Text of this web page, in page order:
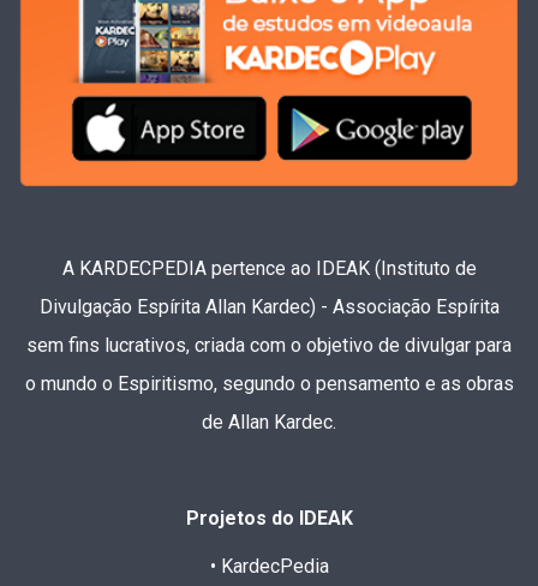
A KARDECPEDIA pertence ao IDEAK (Instituto de
Divulgação Espírita Allan Kardec) - Associação Espírita
sem fins lucrativos, criada com o objetivo de divulgar para
o mundo o Espiritismo, segundo o pensamento e as obras
de Allan Kardec.
Projetos do IDEAK
• KardecPedia